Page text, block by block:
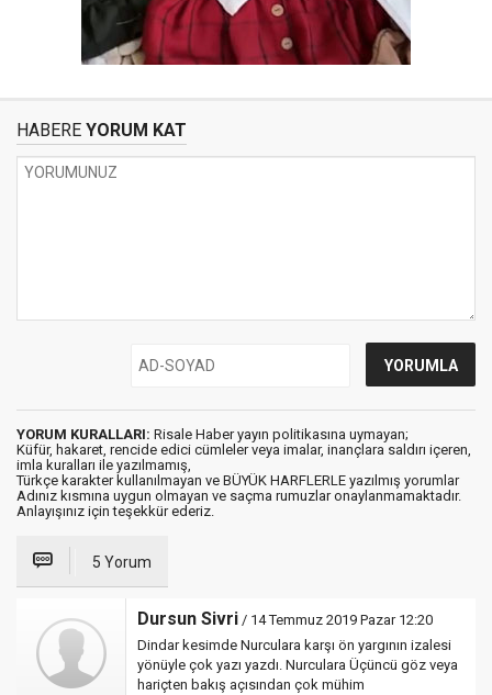
HABERE YORUM KAT
YORUM KURALLARI: Risale Haber yayın politikasına uymayan;
Küfür, hakaret, rencide edici cümleler veya imalar, inançlara saldırı içeren,
imla kuralları ile yazılmamış,
Türkçe karakter kullanılmayan ve BÜYÜK HARFLERLE yazılmış yorumlar
Adınız kısmına uygun olmayan ve saçma rumuzlar onaylanmamaktadır.
Anlayışınız için teşekkür ederiz.
5 Yorum
Dursun Sivri / 14 Temmuz 2019 Pazar 12:20
Dindar kesimde Nurculara karşı ön yargının izalesi
yönüyle çok yazı yazdı. Nurculara Üçüncü göz veya
hariçten bakış açısından çok mühim